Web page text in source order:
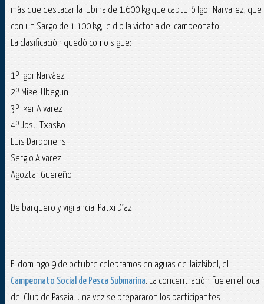
más que destacar la lubina de 1.600 kg que capturó Igor Narvarez, que
con un Sargo de 1.100 kg, le dio la victoria del campeonato.
La clasificación quedó como sigue:
1º Igor Narváez
2º Mikel Ubegun
3º Iker Alvarez
4º Josu Txasko
Luis Darbonens
Sergio Alvarez
Agoztar Guereño
De barquero y vigilancia: Patxi Díaz.
El domingo 9 de octubre celebramos en aguas de Jaizkibel, el
Campeonato Social de Pesca Submarina. La concentración fue en el local
del Club de Pasaia. Una vez se prepararon los participantes